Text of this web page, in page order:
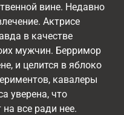
вине. Недавно
Актрисе
в качестве
мужчин. Берримор
и целится в яблоко
кавалеры
уверена, что
все ради нее.